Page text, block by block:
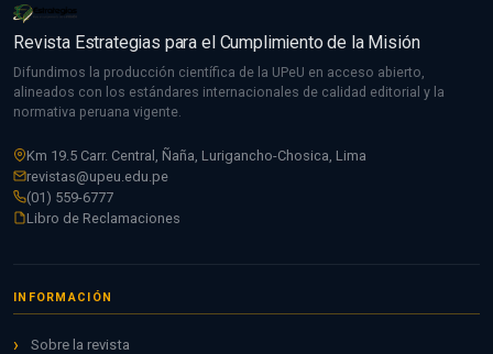
Revista Estrategias para el Cumplimiento de la Misión
Difundimos la producción científica de la UPeU en acceso abierto,
alineados con los estándares internacionales de calidad editorial y la
normativa peruana vigente.
Km 19.5 Carr. Central, Ñaña, Lurigancho-Chosica, Lima
revistas@upeu.edu.pe
(01) 559-6777
Libro de Reclamaciones
INFORMACIÓN
Sobre la revista